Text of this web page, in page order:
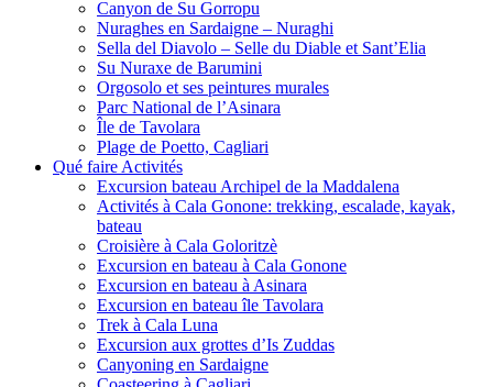
Canyon de Su Gorropu
Nuraghes en Sardaigne – Nuraghi
Sella del Diavolo – Selle du Diable et Sant’Elia
Su Nuraxe de Barumini
Orgosolo et ses peintures murales
Parc National de l’Asinara
Île de Tavolara
Plage de Poetto, Cagliari
Qué faire Activités
Excursion bateau Archipel de la Maddalena
Activités à Cala Gonone: trekking, escalade, kayak,
bateau
Croisière à Cala Goloritzè
Excursion en bateau à Cala Gonone
Excursion en bateau à Asinara
Excursion en bateau île Tavolara
Trek à Cala Luna
Excursion aux grottes d’Is Zuddas
Canyoning en Sardaigne